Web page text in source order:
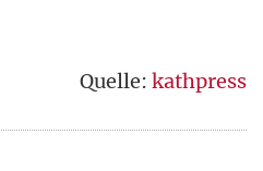
Quelle: kathpress